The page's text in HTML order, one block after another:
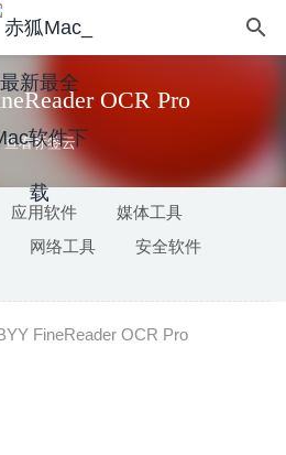
OCR Pro
查看标签云
应用软件
媒体工具
网络工具
安全软件
FineReader OCR Pro
用侧边滑动窗口切换神器
Creed IV Black Flag) 1.08 中文
01
界面交互动画设计神器